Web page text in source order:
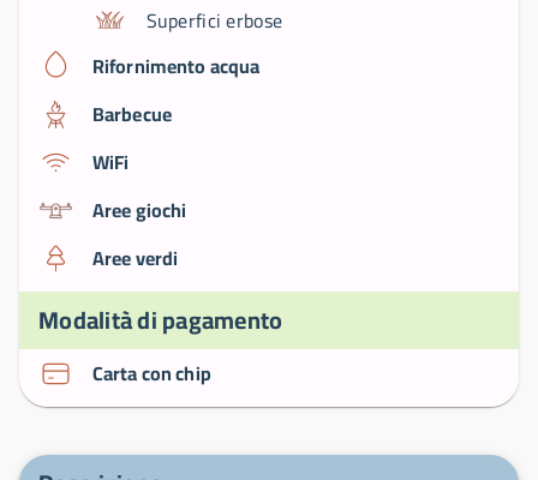
Superfici erbose
Rifornimento acqua
Barbecue
WiFi
Aree giochi
Aree verdi
Modalità di pagamento
Carta con chip